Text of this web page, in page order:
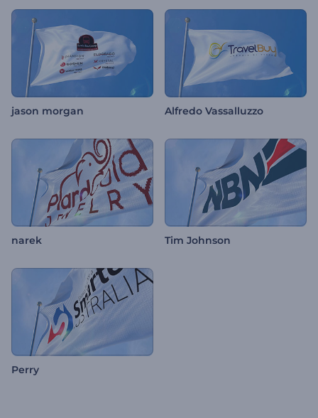
jason morgan Alfredo Vassalluzzo
narek Tim Johnson
Perry